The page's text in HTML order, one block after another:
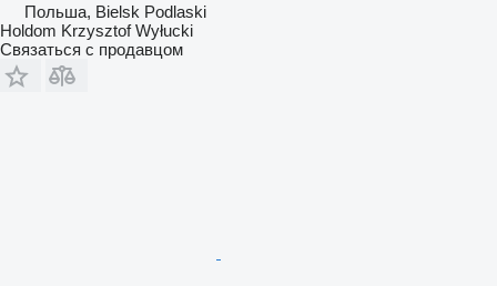
Польша, Bielsk Podlaski
Holdom Krzysztof Wyłucki
Связаться с продавцом